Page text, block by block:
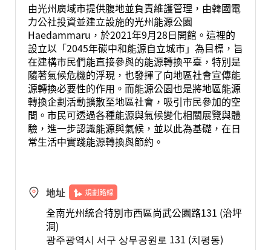
由光州廣域市提供腹地並負責維護管理，由韓國電
力公社投資並建立設施的光州能源公園
Haedammaru，於2021年9月28日開館。這裡的
設立以「2045年碳中和能源自立城市」為目標，旨
在建構市民們能直接參與的能源轉換平臺，特別是
隨著氣候危機的浮現，也發揮了向地區社會宣傳能
源轉換必要性的作用。而能源公園也是將地區能源
轉換企劃活動擴散至地區社會，吸引市民參加的空
間。市民可透過各種能源與氣候變化相關展覽與體
驗，進一步認識能源與氣候，並以此為基礎，在日
常生活中實踐能源轉換與節約。
地址 規劃路線
全南光州統合特別市西區尚武公園路131 (治坪
洞)
광주광역시 서구 상무공원로 131 (치평동)